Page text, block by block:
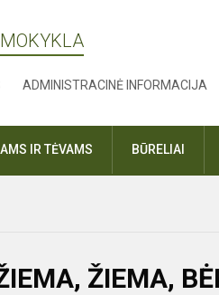
ADMINISTRACINĖ INFORMACIJA
IR TĖVAMS BŪRELIAI
ŽIEMA,